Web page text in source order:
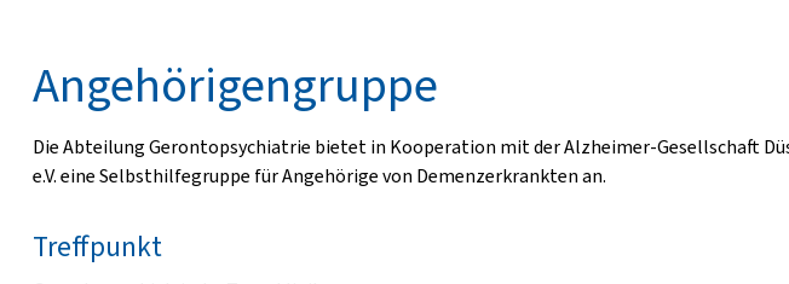
Angehörigengruppe
Die Abteilung Gerontopsychiatrie bietet in Kooperation mit der Alzheimer-Gesellschaft
e.V. eine Selbsthilfegruppe für Angehörige von Demenzerkrankten an.
Treffpunkt